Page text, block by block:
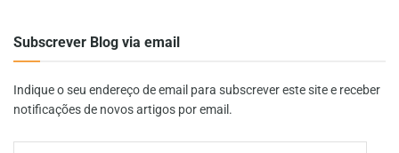
Subscrever Blog via email
Indique o seu endereço de email para subscrever este site e receber
notificações de novos artigos por email.